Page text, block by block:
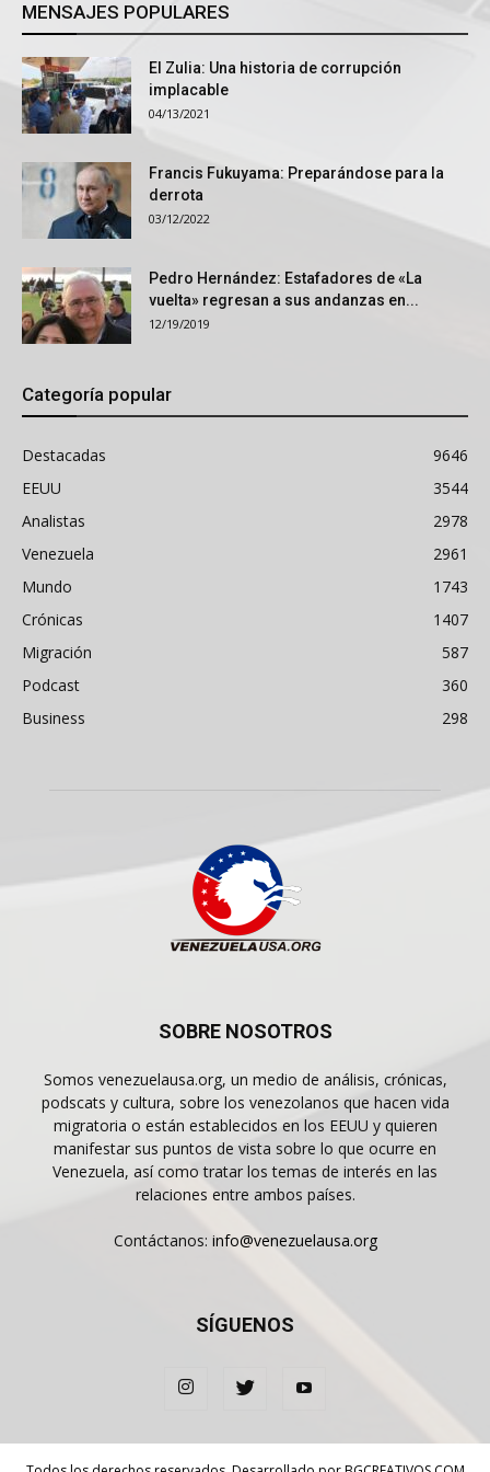
MENSAJES POPULARES
El Zulia: Una historia de corrupción
implacable
04/13/2021
Francis Fukuyama: Preparándose para la
derrota
03/12/2022
Pedro Hernández: Estafadores de «La
vuelta» regresan a sus andanzas en...
12/19/2019
Categoría popular
Destacadas
9646
EEUU
3544
Analistas
2978
Venezuela
2961
Mundo
1743
Crónicas
1407
Migración
587
Podcast
360
Business
298
SOBRE NOSOTROS
Somos venezuelausa.org, un medio de análisis, crónicas,
podscats y cultura, sobre los venezolanos que hacen vida
migratoria o están establecidos en los EEUU y quieren
manifestar sus puntos de vista sobre lo que ocurre en
Venezuela, así como tratar los temas de interés en las
relaciones entre ambos países.
Contáctanos: info@venezuelausa.org
SÍGUENOS